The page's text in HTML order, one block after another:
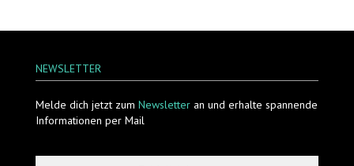
NEWSLETTER
Melde dich jetzt zum Newsletter an und erhalte spannende
Informationen per Mail